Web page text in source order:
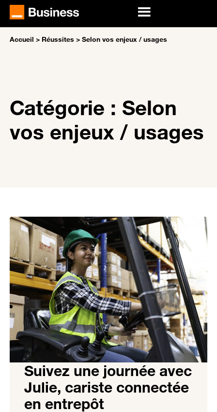
Accueil > Réussites > Selon vos enjeux / usages
Catégorie : Selon
vos enjeux / usages
Suivez une journée avec
Julie, cariste connectée
en entrepôt